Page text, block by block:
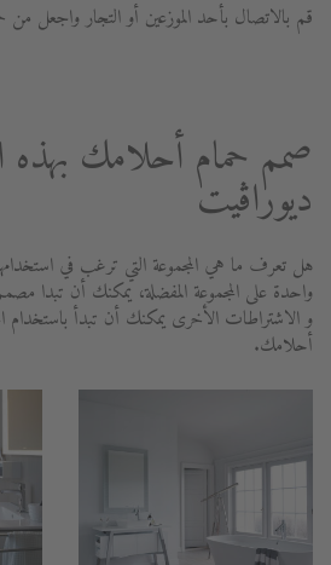
قم بالاتصال بأحد الموزعين أو التجار واجعل
صمم حمام أحلامك بهذه
ديوراڨيت
هل تعرف ما هي المجموعة التي ترغب في
واحدة على المجموعة المفضلة، يمكنك أن تبدا
و الاشتراطات الأخرى يمكنك أن تبدأ باستخدام
أحلامك.